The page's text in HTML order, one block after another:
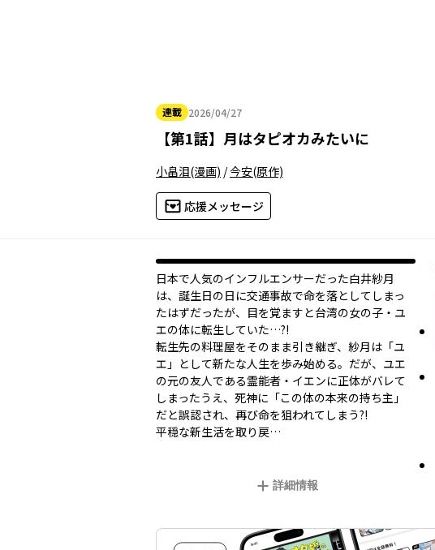
連載 2026/04/27
2026年04月27日
【第1話】 月はタピオカみたいに
小畠泪(漫画) /今安(原作)
応援メッセージ
日本で人気のインフルエンサーだった白井紗月
は、誕生日の日に交通事故で命を落としてしまっ
た――はずだったが、目を覚ますと台湾の女の子・ユ
エの体に転生していた…?!
転生先の料理屋をそのまま引き継ぎ、紗月は「ユ
エ」として新たな人生を歩み始める。だが、ユエ
の元の友人である霊能者・イエンに正体がバレて
しまったうえ、死神に「この体の本来の持ち主」
だと誤認され、再び命を狙われてしまう?!
平穏な新生活を取り戻…
詳細情報